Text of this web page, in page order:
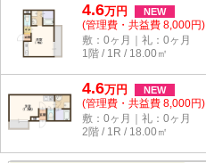
4.6万円 NEW
(管理費・共益費 8,000円)
敷：0ヶ月｜礼：0ヶ月
1階 / 1R / 18.00㎡
4.6万円 NEW
(管理費・共益費 8,000円)
敷：0ヶ月｜礼：0ヶ月
2階 / 1R / 18.00㎡